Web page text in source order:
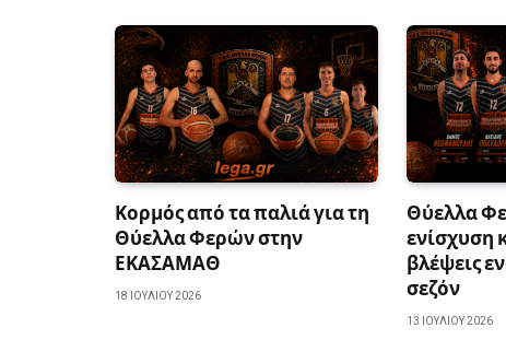
Κορμός από τα παλιά για τη
Θύελλα Φερών στην
ΕΚΑΣΑΜΑΘ
18 ΙΟΥΛΊΟΥ 2026
Θύελλα
ενίσχυση
βλέψεις
σεζόν
13 ΙΟΥΛΊΟΥ 2026